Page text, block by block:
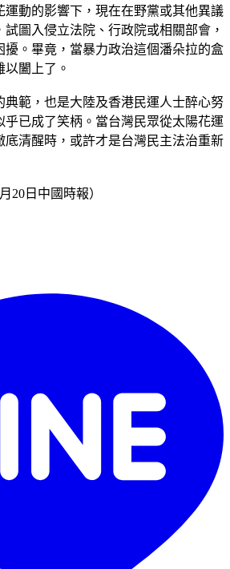
運動的影響下，現在在野黨或其他異議
圖入侵立法院、行政院或相關部會，
擾。畢竟，當暴力政治這個潘朵拉的盒
闔上了。
典範，也是大陸及香港民運人士醉心努
乎已成了笑柄。當台灣民眾從太陽花運
底清醒時，或許才是台灣民主法治重新
20日中國時報）